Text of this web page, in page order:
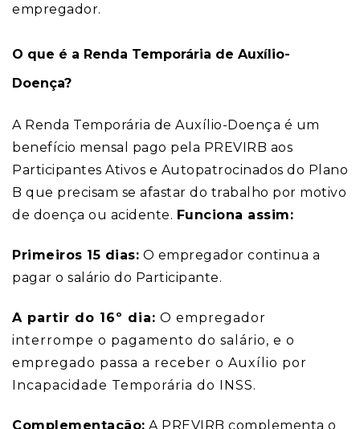
empregador.
O que é a Renda Temporária de Auxílio-
Doença?
A Renda Temporária de Auxílio-Doença é um
benefício mensal pago pela PREVIRB aos
Participantes Ativos e Autopatrocinados do Plano
B que precisam se afastar do trabalho por motivo
de doença ou acidente. Funciona assim:
Primeiros 15 dias: O empregador continua a
pagar o salário do Participante.
A partir do 16º dia: O empregador
interrompe o pagamento do salário, e o
empregado passa a receber o Auxílio por
Incapacidade Temporária do INSS.
Complementação: A PREVIRB complementa o